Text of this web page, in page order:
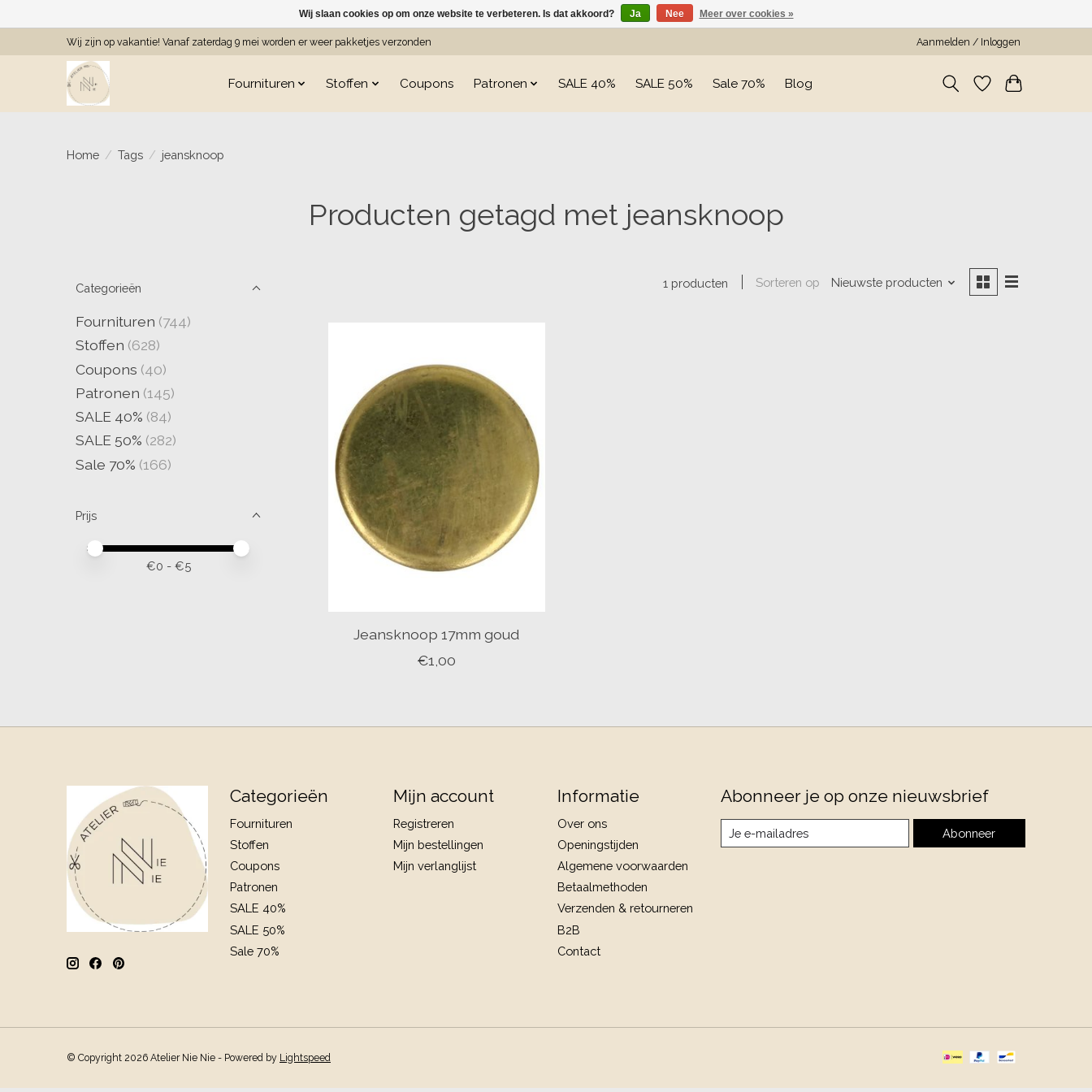
Wij zijn op vakantie! Vanaf zaterdag 9 mei worden er weer pakketjes verzonden Aanmelden / Inloggen
Fournituren Stoffen Coupons Patronen SALE 40% SALE 50% Sale 70% Blog
Home / Tags / jeansknoop
Producten getagd met jeansknoop
Categorieën
Fournituren (744)
Stoffen (628)
Coupons (40)
Patronen (145)
SALE 40% (84)
SALE 50% (282)
Sale 70% (166)
Prijs
Minimale prijswaarde
Price maximum value
€0 - €5
1 producten Sorteren op Nieuwste producten
Jeansknoop 17mm goud
€1,00
Categorieën
Fournituren
Stoffen
Coupons
Patronen
SALE 40%
SALE 50%
Sale 70%
Mijn account
Registreren
Mijn bestellingen
Mijn verlanglijst
Informatie
Over ons
Openingstijden
Algemene voorwaarden
Betaalmethoden
Verzenden & retourneren
B2B
Contact
Abonneer je op onze nieuwsbrief
Abonneer
© Copyright 2026 Atelier Nie Nie - Powered by Lightspeed
Wij slaan cookies op om onze website te verbeteren. Is dat akkoord? Ja Nee Meer over cookies »